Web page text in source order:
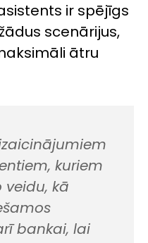
ir spējīgs
scenārijus,
ātru
kuriem
kā
bankai, lai